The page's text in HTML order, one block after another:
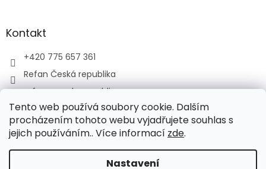
Tento web používá soubory cookie. Dalším
procházením tohoto webu vyjadřujete souhlas s
jejich používáním.. Více informací zde.
Nastavení
Kontakt
+420 775 657 361
Refan Česká republika
refan_czech_republic